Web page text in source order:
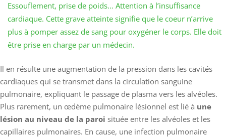
Essouflement, prise de poids… Attention à l’insuffisance
cardiaque. Cette grave atteinte signifie que le coeur n’arrive
plus à pomper assez de sang pour oxygéner le corps. Elle doit
être prise en charge par un médecin.
Il en résulte une augmentation de la pression dans les cavités
cardiaques qui se transmet dans la circulation sanguine
pulmonaire, expliquant le passage de plasma vers les alvéoles.
Plus rarement, un œdème pulmonaire lésionnel est lié à une
lésion au niveau de la paroi située entre les alvéoles et les
capillaires pulmonaires. En cause, une infection pulmonaire